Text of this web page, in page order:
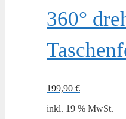
360°
199,90 €
inkl. 19 % MwSt.